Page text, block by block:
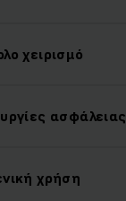
χειρισμό
ασφάλειας
χρήση